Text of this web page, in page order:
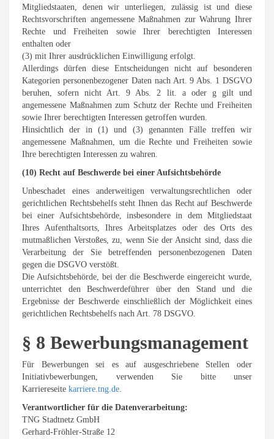
Mitgliedstaaten, denen wir unterliegen, zulässig ist und diese
Rechtsvorschriften angemessene Maßnahmen zur Wahrung Ihrer
Rechte und Freiheiten sowie Ihrer berechtigten Interessen
enthalten oder
(3) mit Ihrer ausdrücklichen Einwilligung erfolgt.
Allerdings dürfen diese Entscheidungen nicht auf besonderen
Kategorien personenbezogener Daten nach Art. 9 Abs. 1 DSGVO
beruhen, sofern nicht Art. 9 Abs. 2 lit. a oder g gilt und
angemessene Maßnahmen zum Schutz der Rechte und Freiheiten
sowie Ihrer berechtigten Interessen getroffen wurden.
Hinsichtlich der in (1) und (3) genannten Fälle treffen wir
angemessene Maßnahmen, um die Rechte und Freiheiten sowie
Ihre berechtigten Interessen zu wahren.
(10) Recht auf Beschwerde bei einer Aufsichtsbehörde
Unbeschadet eines anderweitigen verwaltungsrechtlichen oder
gerichtlichen Rechtsbehelfs steht Ihnen das Recht auf Beschwerde
bei einer Aufsichtsbehörde, insbesondere in dem Mitgliedstaat
Ihres Aufenthaltsorts, Ihres Arbeitsplatzes oder des Orts des
mutmaßlichen Verstoßes, zu, wenn Sie der Ansicht sind, dass die
Verarbeitung der Sie betreffenden personenbezogenen Daten
gegen die DSGVO verstößt.
Die Aufsichtsbehörde, bei der die Beschwerde eingereicht wurde,
unterrichtet den Beschwerdeführer über den Stand und die
Ergebnisse der Beschwerde einschließlich der Möglichkeit eines
gerichtlichen Rechtsbehelfs nach Art. 78 DSGVO.
§ 8 Bewerbungsmanagement
Für Bewerbungen sei es auf ausgeschriebene Stellen oder
Initiativbewerbungen, verwenden Sie bitte unser
Karriereseite karriere.tng.de.
Verantwortlicher für die Datenverarbeitung:
TNG Stadtnetz GmbH
Gerhard-Fröhler-Straße 12